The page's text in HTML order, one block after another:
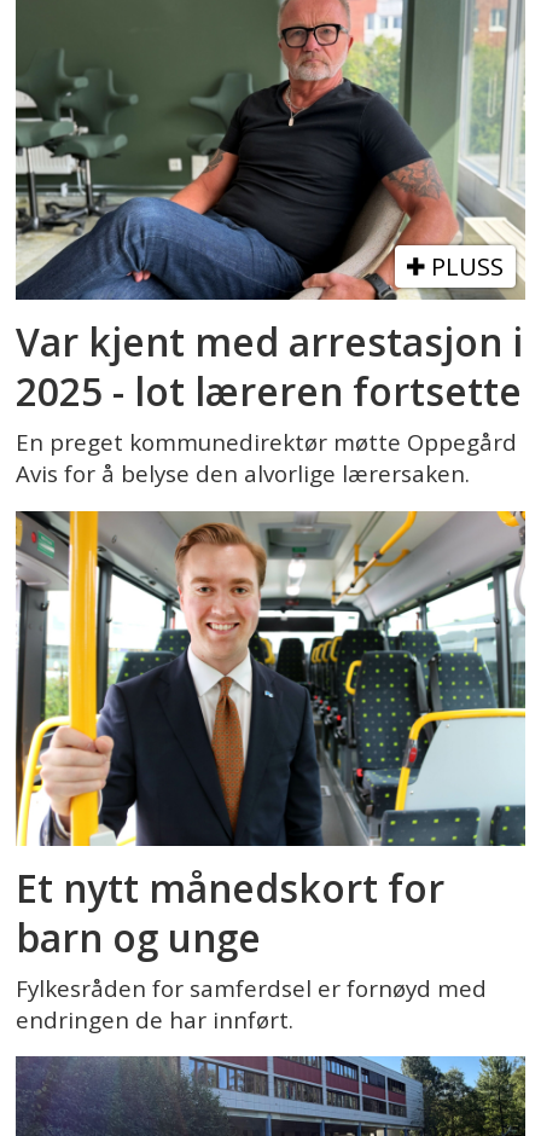
PLUSS
Var kjent med arrestasjon i
2025 - lot læreren fortsette
En preget kommunedirektør møtte Oppegård
Avis for å belyse den alvorlige lærersaken.
Et nytt månedskort for
barn og unge
Fylkesråden for samferdsel er fornøyd med
endringen de har innført.